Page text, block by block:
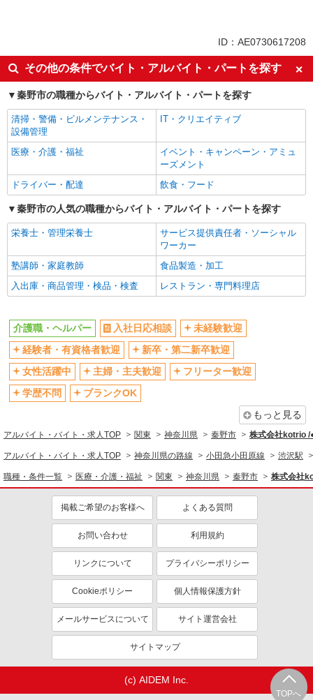
入社日応相談
未経験歓迎
経験者・有資格者歓迎
新卒・第二新卒歓迎
女性活躍中
主婦・主夫歓迎
フリーター歓迎
学歴不問
ブランクOK
ミドル（40代～）活躍中
シニア（60代～）活躍中
高収入・高額
ボーナス・賞与あり
昇給あり
完全週休2日制
フルタイム歓迎
禁煙・分煙
車通勤OK
バイク通勤OK
自転車通勤OK
残業少なめ（月20h未満）
交通費支給
退職金・財形貯蓄制度あり
各種手当（家族・役職・インセン
ティブなど）あり
制服貸与
研修制度あり
資格取得支援制度あり
同じ職種から求人を探す
同じ特徴から求人を探す
未経験歓迎
ミドル（40代～）活躍中
ボーナス・賞与あり
社会保険あり
ID：AE0730617208
その他の条件でバイト・アルバイト・パートを探す
秦野市の職種からバイト・アルバイト・パートを探す
清掃・警備・ビルメンテナンス・
設備管理
IT・クリエイティブ
医療・介護・福祉
イベント・キャンペーン・アミュ
ーズメント
ドライバー・配達
飲食・フード
秦野市の人気の職種からバイト・アルバイト・パートを探す
栄養士・管理栄養士
サービス提供責任者・ソーシャル
ワーカー
塾講師・家庭教師
食品製造・加工
入出庫・商品管理・検品・検査
レストラン・専門料理店
TOPへ
介護職・ヘルパー 入社日応相談
未経験歓迎
経験者・有資格者歓迎
新卒・第二新卒歓迎
女性活躍中
主婦・主夫歓迎
フリーター歓迎
学歴不問
ブランクOK
もっと見る
アルバイト・バイト・求人TOP 関東 神奈川県 秦野市 株式会社kotrio /
アルバイト・バイト・求人TOP 神奈川県の路線 小田急小田原線 渋沢駅
職種・条件一覧 医療・介護・福祉 関東 神奈川県 秦野市 株式会社
掲載ご希望のお客様へ よくある質問
お問い合わせ 利用規約
リンクについて プライバシーポリシー
Cookieポリシー 個人情報保護方針
メールサービスについて サイト運営会社
サイトマップ
(c) AIDEM Inc.